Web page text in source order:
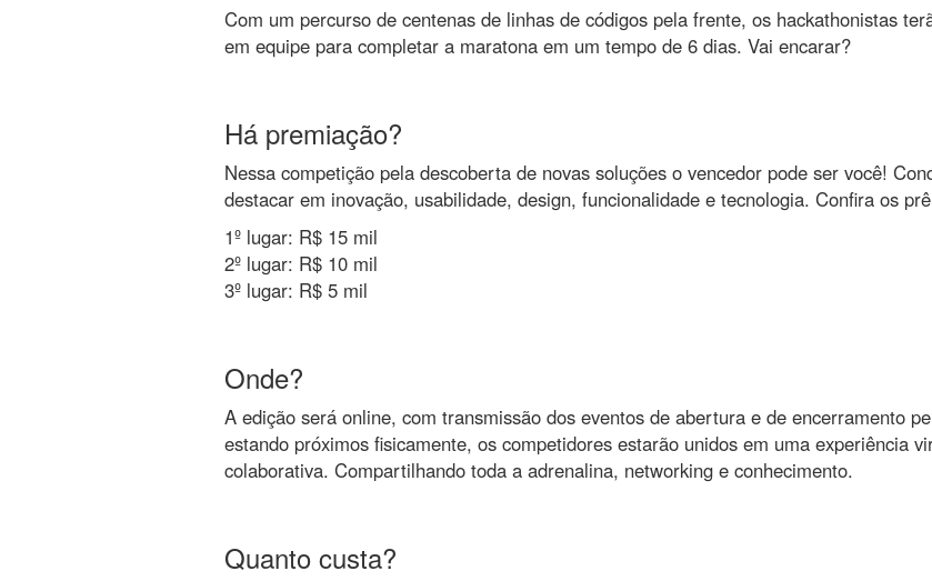
Com um percurso de centenas de linhas de códigos pela frente, os hackathonistas
em equipe para completar a maratona em um tempo de 6 dias. Vai encarar?
Há premiação?
Nessa competição pela descoberta de novas soluções o vencedor pode ser você!
destacar em inovação, usabilidade, design, funcionalidade e tecnologia. Confira os
1º lugar: R$ 15 mil
2º lugar: R$ 10 mil
3º lugar: R$ 5 mil
Onde?
A edição será online, com transmissão dos eventos de abertura e de encerramento
estando próximos fisicamente, os competidores estarão unidos em uma experiência
colaborativa. Compartilhando toda a adrenalina, networking e conhecimento.
Quanto custa?